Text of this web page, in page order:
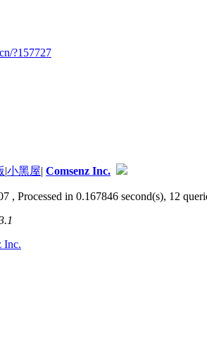
?157727
|小黑屋| Comsenz Inc.
, Processed in 0.167846 second(s), 12
Inc.